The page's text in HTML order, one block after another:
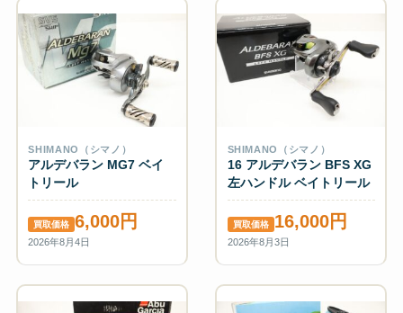
SHIMANO（シマノ）
アルデバラン MG7 ベイ
トリール
買取価格 6,000円
2026年8月4日
SHIMANO（シマノ）
16 アルデバラン BFS XG
左ハンドル ベイトリール
買取価格 16,000円
2026年8月3日